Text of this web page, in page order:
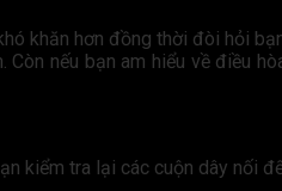
khăn hơn đồng thời đòi hỏi
Còn nếu bạn am hiểu về điều
kiểm tra lại các cuộn dây nối